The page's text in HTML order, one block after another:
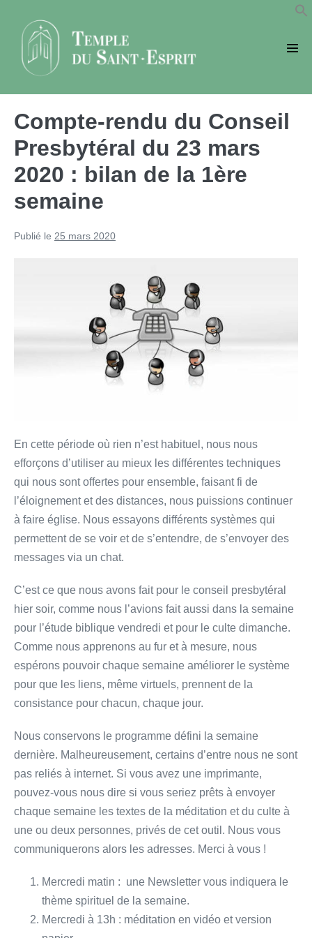
contenu
Compte-rendu du Conseil
Presbytéral du 23 mars
2020 : bilan de la 1ère
semaine
Publié le 25 mars 2020
En cette période où rien n’est habituel, nous nous
efforçons d’utiliser au mieux les différentes techniques
qui nous sont offertes pour ensemble, faisant fi de
l’éloignement et des distances, nous puissions continuer
à faire église. Nous essayons différents systèmes qui
permettent de se voir et de s’entendre, de s’envoyer des
messages via un chat.
C’est ce que nous avons fait pour le conseil presbytéral
hier soir, comme nous l’avions fait aussi dans la semaine
pour l’étude biblique vendredi et pour le culte dimanche.
Comme nous apprenons au fur et à mesure, nous
espérons pouvoir chaque semaine améliorer le système
pour que les liens, même virtuels, prennent de la
consistance pour chacun, chaque jour.
Nous conservons le programme défini la semaine
dernière. Malheureusement, certains d’entre nous ne sont
pas reliés à internet. Si vous avez une imprimante,
pouvez-vous nous dire si vous seriez prêts à envoyer
chaque semaine les textes de la méditation et du culte à
une ou deux personnes, privés de cet outil. Nous vous
communiquerons alors les adresses. Merci à vous !
Mercredi matin : une Newsletter vous indiquera le
thème spirituel de la semaine.
Mercredi à 13h : méditation en vidéo et version